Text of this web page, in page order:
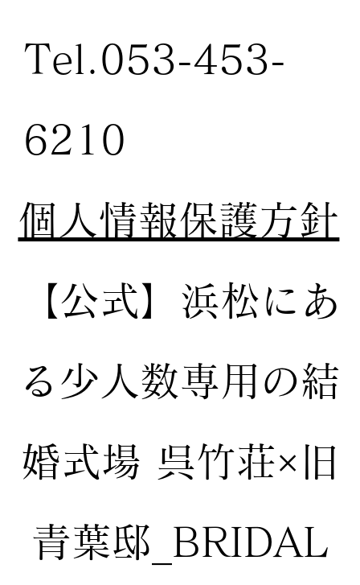
Tel.053-453-
6210
個人情報保護方針
【公式】 浜松にあ
る少人数専用の結
婚式場 呉竹荘×旧
青葉邸_BRIDAL